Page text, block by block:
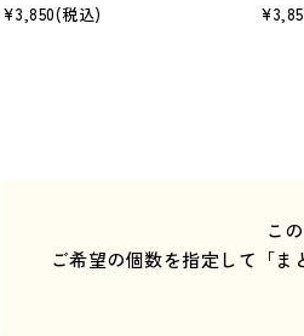
¥3,850(税込)
こ
ご希望の個数を指定して「